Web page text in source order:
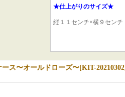
★仕上がりのサイズ★
縦１１センチ×横９センチ
ス〜オールドローズ〜[KIT-20210302]